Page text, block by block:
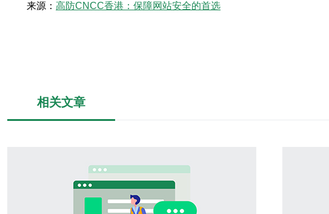
来源： 高防CNCC香港：保障网站安全的首选
相关文章